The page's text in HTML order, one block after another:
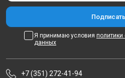
Я принимаю условия политики
данных
+7 (351) 272-41-94